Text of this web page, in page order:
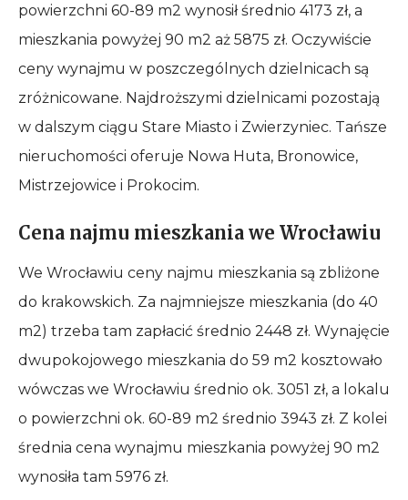
powierzchni 60-89 m2 wynosił średnio 4173 zł, a
mieszkania powyżej 90 m2 aż 5875 zł. Oczywiście
ceny wynajmu w poszczególnych dzielnicach są
zróżnicowane. Najdroższymi dzielnicami pozostają
w dalszym ciągu Stare Miasto i Zwierzyniec. Tańsze
nieruchomości oferuje Nowa Huta, Bronowice,
Mistrzejowice i Prokocim.
Cena najmu mieszkania we Wrocławiu
We Wrocławiu ceny najmu mieszkania są zbliżone
do krakowskich. Za najmniejsze mieszkania (do 40
m2) trzeba tam zapłacić średnio 2448 zł. Wynajęcie
dwupokojowego mieszkania do 59 m2 kosztowało
wówczas we Wrocławiu średnio ok. 3051 zł, a lokalu
o powierzchni ok. 60-89 m2 średnio 3943 zł. Z kolei
średnia cena wynajmu mieszkania powyżej 90 m2
wynosiła tam 5976 zł.